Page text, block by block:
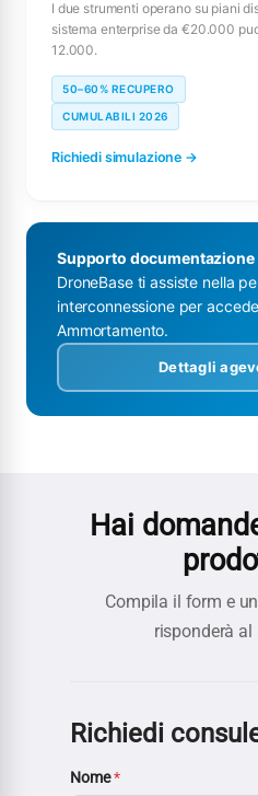
I due strumenti operano su piani
sistema enterprise da €20.000
12.000.
50–60% RECUPERO
CUMULABILI 2026
Richiedi simulazione →
Supporto
DroneBase ti assiste nella
interconnessione per
Ammortamento.
Dettagli
Hai
Compila il form e
risponderà al
Richiedi
Nome*